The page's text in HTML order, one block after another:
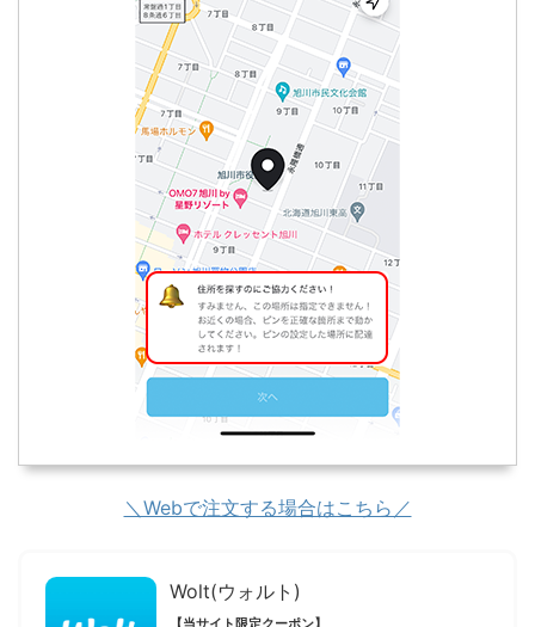
＼Webで注文する場合はこちら／
Wolt(ウォルト)
【当サイト限定クーポン】